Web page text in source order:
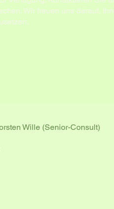
Wir freuen uns darauf,
Wille (Senior-Consult)